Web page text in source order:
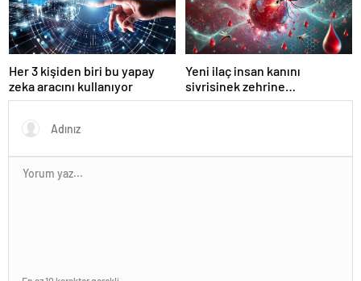
Her 3 kişiden biri bu yapay
zeka aracını kullanıyor
Yeni ilaç insan kanını
sivrisinek zehrine
dönüştürüyor!